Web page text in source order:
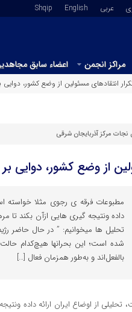
عربي English
Shqip
مراکز انجمن اعضاء سابق
انتقادهای مسئولین از وضع کشور،
نجات مرکز آذربایجان شرقی
از وضع کشور،
مطبوعات فرقه ی رجوی مثلا خواسته
داده ونتیجه گیری هایی ازآن بکند تا
تحلیل ها میخوانیم: ” در حال حاضر
شده است؛ این بحرانها هیچ‌کدام حالت
بالفعل‌اند و به‌طور همزمان فعال […]
از اوضاع ایران ارائه داده